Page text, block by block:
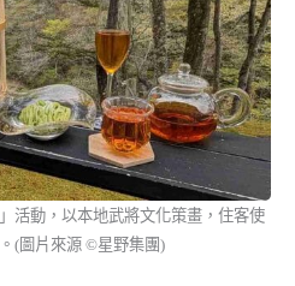
活動，以本地武將文化策畫，住客使
(圖片來源 ©星野集團)